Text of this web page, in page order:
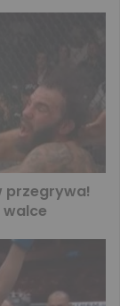
przegrywa!
walce